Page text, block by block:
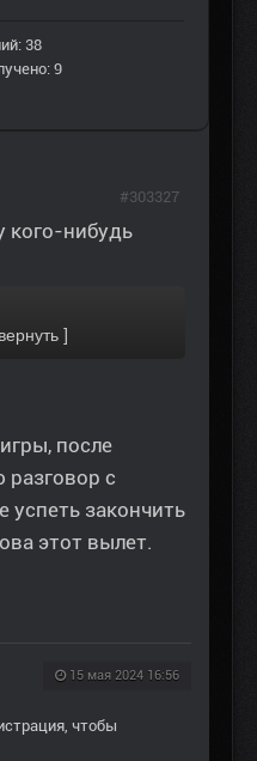
38
9
кого-нибудь
после
разговор с
успеть закончить
этот вылет.
15 мая 2024 16:56
#303327
, чтобы